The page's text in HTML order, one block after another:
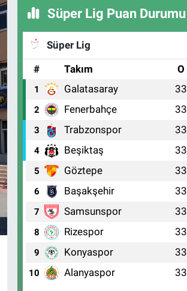
Süper Lig Puan Durumu
Süper Lig
#
Takım O
1 Galatasaray 33
2 Fenerbahçe 33
3 Trabzonspor 33
4 Beşiktaş 33
5 Göztepe 33
6 Başakşehir 33
7 Samsunspor 33
8 Rizespor 33
9 Konyaspor 33
10 Alanyaspor 33